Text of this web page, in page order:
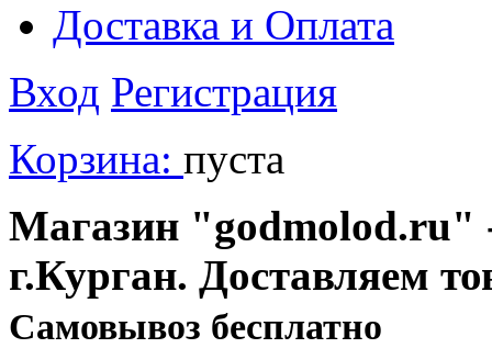
Доставка и Оплата
Вход Регистрация
Корзина: пуста
Магазин "godmolod.ru"
г.Курган. Доставляем
Cамовывоз бесплатно